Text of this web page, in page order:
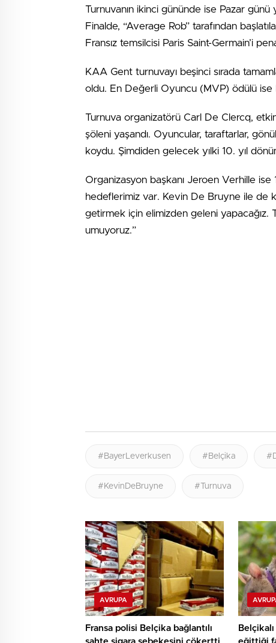
Turnuvanın ikinci gününde ise Pazar
Finalde, “Average Rob” tarafından
Fransız temsilcisi Paris Saint-Germain’i
KAA Gent turnuvayı beşinci sırada
oldu. En Değerli Oyuncu (MVP) ödülü ise
Turnuva organizatörü Carl De Clercq,
şöleni yaşandı. Oyuncular, taraftarlar,
koydu. Şimdiden gelecek yılki 10. yıl
Organizasyon başkanı Jeroen Verhille ise
hedeflerimiz var. Kevin De Bruyne ile de
getirmek için elimizden geleni yapacağız.
umuyoruz.”
#BayerLeverkusen #Belçika
#KevinDeBruyne #Turnuva
AVRUPA
Fransa polisi Belçika bağlantılı